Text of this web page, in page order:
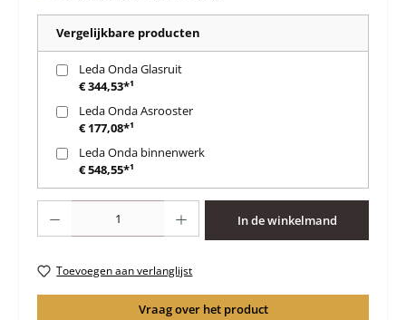
Vergelijkbare producten
Leda Onda Glasruit
€ 344,53*¹
Leda Onda Asrooster
€ 177,08*¹
Leda Onda binnenwerk
€ 548,55*¹
Producthoeveelheid: Voer de gewenste hoeveelheid in of gebruik de
In de winkelmand
Toevoegen aan verlanglijst
Vraag over het product